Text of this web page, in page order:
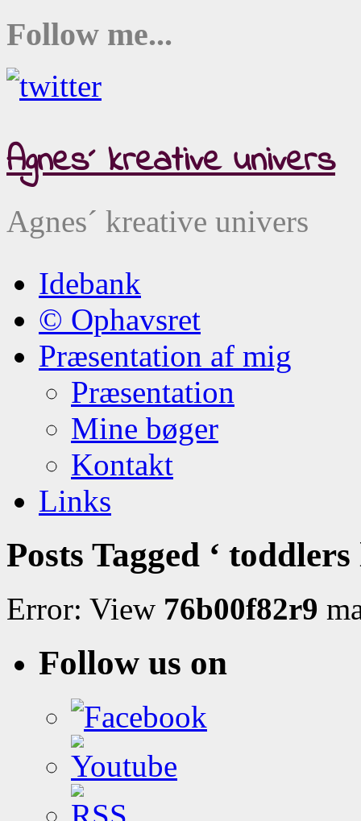
Follow me...
Agnes´ kreative univers
Agnes´ kreative univers
Idebank
© Ophavsret
Præsentation af mig
Præsentation
Mine bøger
Kontakt
Links
Posts Tagged ‘
Error: View 76b00f82r9
Follow us on